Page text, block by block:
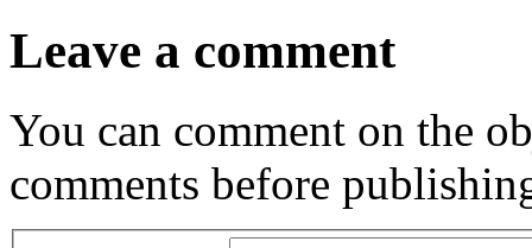
Leave a comment
You can comment on the
comments before